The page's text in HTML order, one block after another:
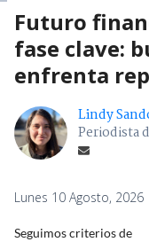
Futuro
fase clave:
enfrenta
Lindy
Periodista
Lunes 10 Agosto,
Seguimos criterios de